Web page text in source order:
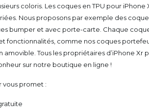
coloris. Les coques en TPU pour iPhone
Nous proposons par exemple des
bumper et avec porte-carte. Chaque
fonctionnalités, comme nos coques
amovible. Tous les propriétaires d’iPhone Xr
sur notre boutique en ligne !
vous promet :